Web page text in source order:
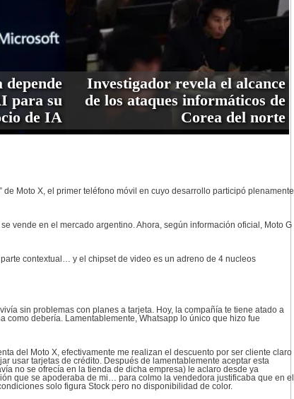
para su
de IA
Investigador revela el alcance
de los ataques informáticos de
Corea del norte
Moto X, el primer teléfono móvil en cuyo desarrollo participó plenamente
vende en el mercado argentino. Ahora, según información oficial, Moto G
contextual… y el chipset de video es un adreno de 4 nucleos
sin problemas con planes a tarjeta. Hoy, la compañía te tiene atado a
como debería. Lamentablemente, Whatsapp lo único que hizo fue
del Moto X, efectivamente me realizan el descuento por ser cliente claro
usar tarjetas de crédito. Después de lamentablemente aceptar esta
no se ofrecía en la tienda de dicha empresa) le aclaro desde ya
que se apoderaba de mi… para colmo la vendedora justificaba que en el
solo figura Stock pero no disponibilidad de color.